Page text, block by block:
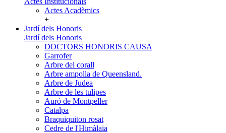
Actes Acadèmics
+
Jardí dels Honoris
Jardí dels Honoris
DOCTORS HONORIS CAUSA
Garrofer
Arbre del corall
Arbre ampolla de Queensland.
Arbre de Judea
Arbre de les tulipes
Auró de Montpeller
Catalpa
Braquiquiton rosat
Cedre de l'Himàlaia